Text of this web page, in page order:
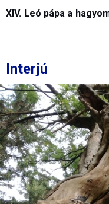
XIV. Leó pápa a
Interjú